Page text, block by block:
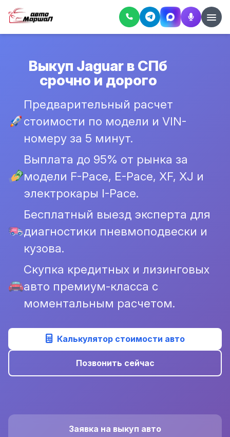
Выкуп Jaguar в СПб
срочно и дорого
Предварительный расчет
стоимости по модели и VIN-
номеру за 5 минут.
Выплата до 95% от рынка за
модели F-Pace, E-Pace, XF, XJ и
электрокары I-Pace.
Бесплатный выезд эксперта для
диагностики пневмоподвески и
кузова.
Скупка кредитных и лизинговых
авто премиум-класса с
моментальным расчетом.
Калькулятор стоимости авто
Позвонить сейчас
Заявка на выкуп авто